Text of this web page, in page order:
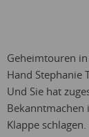
Geheimtouren
Hand Stephanie
Und Sie hat
Bekanntmachen
Klappe schlagen.